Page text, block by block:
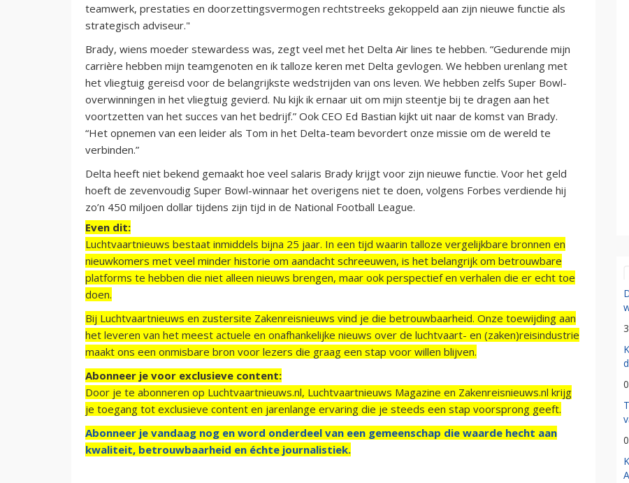
teamwerk, prestaties en doorzettingsvermogen rechtstreeks gekoppeld aan zijn nieuwe functie als
strategisch adviseur."
Brady, wiens moeder stewardess was, zegt veel met het Delta Air lines te hebben. “Gedurende mijn
carrière hebben mijn teamgenoten en ik talloze keren met Delta gevlogen. We hebben urenlang met
het vliegtuig gereisd voor de belangrijkste wedstrijden van ons leven. We hebben zelfs Super Bowl-
overwinningen in het vliegtuig gevierd. Nu kijk ik ernaar uit om mijn steentje bij te dragen aan het
voortzetten van het succes van het bedrijf.” Ook CEO Ed Bastian kijkt uit naar de komst van Brady.
“Het opnemen van een leider als Tom in het Delta-team bevordert onze missie om de wereld te
verbinden.”
Delta heeft niet bekend gemaakt hoe veel salaris Brady krijgt voor zijn nieuwe functie. Voor het geld
hoeft de zevenvoudig Super Bowl-winnaar het overigens niet te doen, volgens Forbes verdiende hij
zo’n 450 miljoen dollar tijdens zijn tijd in de National Football League.
Even dit:
Luchtvaartnieuws bestaat inmiddels bijna 25 jaar. In een tijd waarin talloze vergelijkbare bronnen en
nieuwkomers met veel minder historie om aandacht schreeuwen, is het belangrijk om betrouwbare
platforms te hebben die niet alleen nieuws brengen, maar ook perspectief en verhalen die er echt toe
doen.
Bij Luchtvaartnieuws en zustersite Zakenreisnieuws vind je die betrouwbaarheid. Onze toewijding aan
het leveren van het meest actuele en onafhankelijke nieuws over de luchtvaart- en (zaken)reisindustrie
maakt ons een onmisbare bron voor lezers die graag een stap voor willen blijven.
Abonneer je voor exclusieve content:
Door je te abonneren op Luchtvaartnieuws.nl, Luchtvaartnieuws Magazine en Zakenreisnieuws.nl krijg
je toegang tot exclusieve content en jarenlange ervaring die je steeds een stap voorsprong geeft.
Abonneer je vandaag nog en word onderdeel van een gemeenschap die waarde hecht aan
kwaliteit, betrouwbaarheid en échte journalistiek.